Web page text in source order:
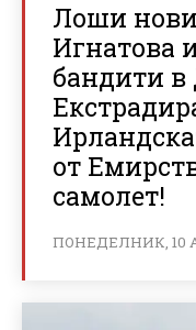
Лоши
Игнатова
бандити в
от
самолет!
ПОНЕДЕЛНИК, 10